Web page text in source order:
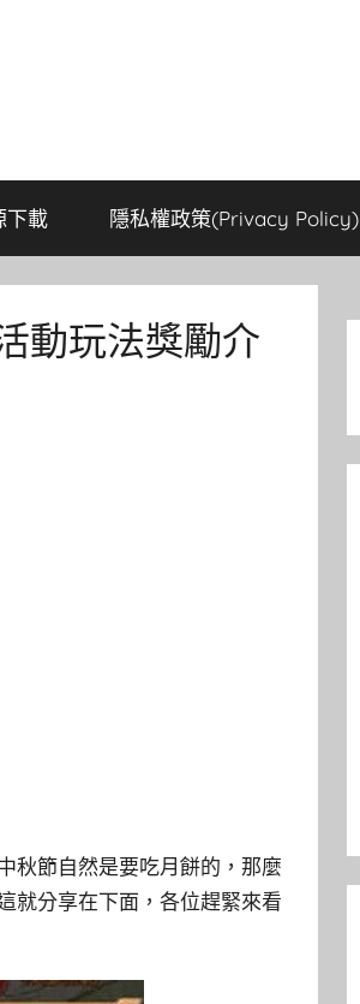
下載 隱私權政策(Privacy Policy)
動玩法獎勵介
秋節自然是要吃月餅的，那麼
就分享在下面，各位趕緊來看